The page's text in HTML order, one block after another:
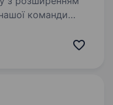
команди